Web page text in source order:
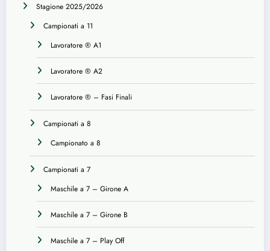
Stagione 2025/2026
Campionati a 11
Lavoratore ® A1
Lavoratore ® A2
Lavoratore ® – Fasi Finali
Campionati a 8
Campionato a 8
Campionati a 7
Maschile a 7 – Girone A
Maschile a 7 – Girone B
Maschile a 7 – Play Off